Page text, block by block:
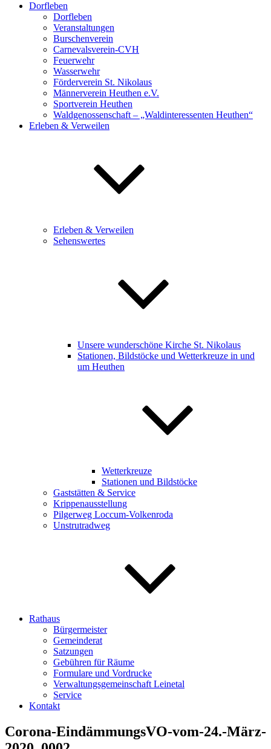
Dorfleben
Dorfleben
Veranstaltungen
Burschenverein
Carnevalsverein-CVH
Feuerwehr
Wasserwehr
Förderverein St. Nikolaus
Männerverein Heuthen e.V.
Sportverein Heuthen
Waldgenossenschaft – „Waldinteressenten Heuthen“
Erleben & Verweilen
Erleben & Verweilen
Sehenswertes
Unsere wunderschöne Kirche St. Nikolaus
Stationen, Bildstöcke und Wetterkreuze in und
um Heuthen
Wetterkreuze
Stationen und Bildstöcke
Gaststätten & Service
Krippenausstellung
Pilgerweg Loccum-Volkenroda
Unstrutradweg
Rathaus
Bürgermeister
Gemeinderat
Satzungen
Gebühren für Räume
Formulare und Vordrucke
Verwaltungsgemeinschaft Leinetal
Service
Kontakt
Corona-EindämmungsVO-vom-24.-März-